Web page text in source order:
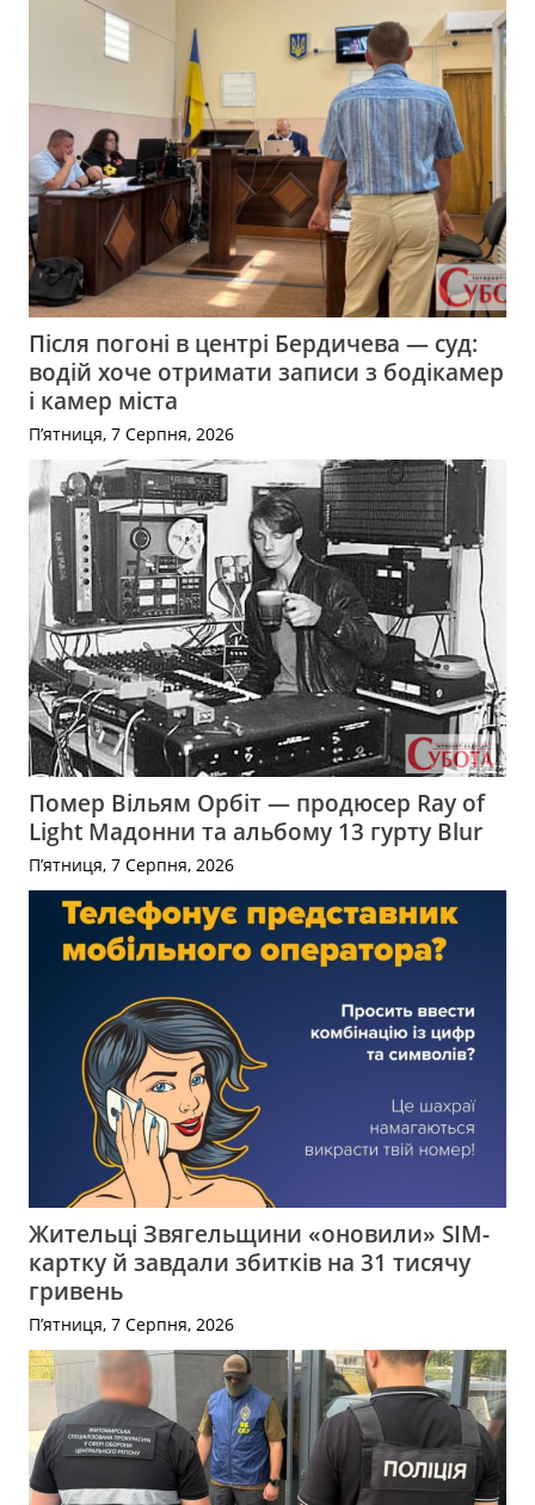
Після погоні в центрі Бердичева — суд:
водій хоче отримати записи з бодікамер
і камер міста
П’ятниця, 7 Серпня, 2026
Помер Вільям Орбіт — продюсер Ray of
Light Мадонни та альбому 13 гурту Blur
П’ятниця, 7 Серпня, 2026
Жительці Звягельщини «оновили» SIM-
картку й завдали збитків на 31 тисячу
гривень
П’ятниця, 7 Серпня, 2026